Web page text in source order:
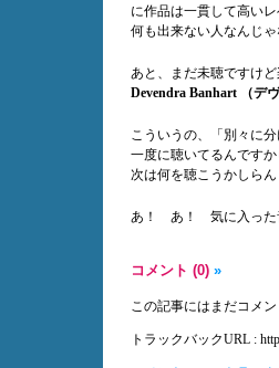
に作品は一貫して高い
何も出来ない人なんじ
あと、まだ未聴ですけど
Devendra Banhart （デ
こういうの、「別々に
一度に聴いてるんです
次は何を聴こうかしら
あ！ あ！ 気に入った
コメント (0) »
この記事にはまだコメン
トラックバックURL :